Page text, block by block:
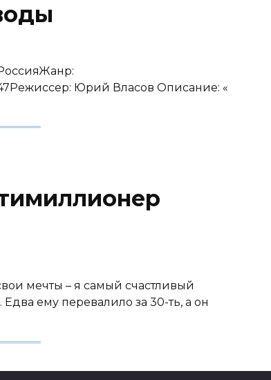
Юрий Власов Описание: «
мечты – я самый счастливый
ему перевалило за 30-ть, а он